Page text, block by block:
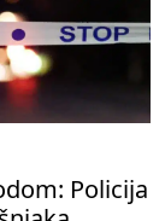
Policija